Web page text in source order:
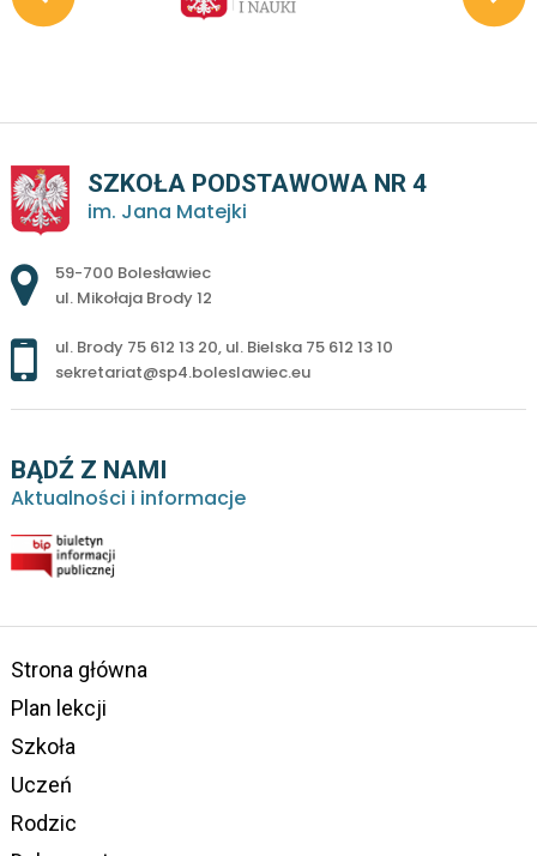
SZKOŁA PODSTAWOWA NR 4
im. Jana Matejki
Adres pocztowy:
59-700 Bolesławiec
ul. Mikołaja Brody 12
ul. Brody 75 612 13 20, ul. Bielska 75 612 13 10
sekretariat@sp4.boleslawiec.eu
BĄDŹ Z NAMI
Aktualności i informacje
Strona główna
Plan lekcji
Szkoła
Uczeń
Rodzic